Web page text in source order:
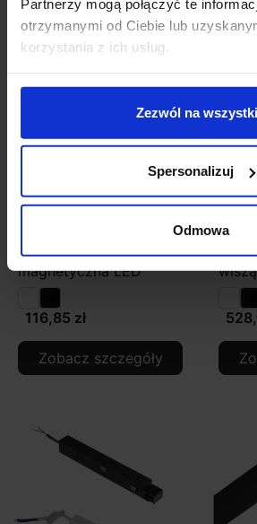
Partnerzy mogą połączyć te
otrzymanymi od Ciebie lub
korzystania z ich usług.
Zezwól na
Spersonalizuj
Odmowa
DOTS WALL Washer
magnetyczna LED
116,85 zł
Zobacz szczegóły